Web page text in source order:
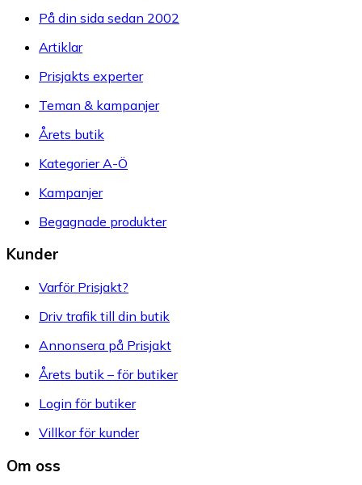
På din sida sedan 2002
Artiklar
Prisjakts experter
Teman & kampanjer
Årets butik
Kategorier A-Ö
Kampanjer
Begagnade produkter
Kunder
Varför Prisjakt?
Driv trafik till din butik
Annonsera på Prisjakt
Årets butik – för butiker
Login för butiker
Villkor för kunder
Om oss